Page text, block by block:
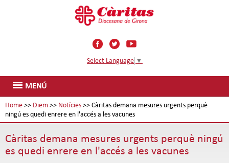
Select Language ▼
MENÚ
Home >> Diem >> Notícies >> Càritas demana mesures urgents perquè
ningú es quedi enrere en l'accés a les vacunes
Càritas demana mesures urgents perquè ningú
es quedi enrere en l'accés a les vacunes